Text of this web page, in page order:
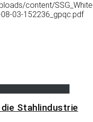
content/
08-03-152236_gpqc.pdf
Stahlindustrie